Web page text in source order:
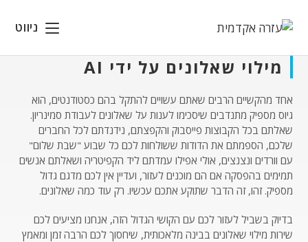
content
ניווט
מילוי שאלונים על ידי AI
אחד מהקשיים הרבים שאתם עשויים להתקל בהם כסטודנטים, הוא
גיוס מספיק מתנדבים שיסכימו לענות על שאלונים לעבודת סמינריון.
שאלתם בכל הקבוצות פייסבוק והקפצתם, נידנדתם לכל החברים
שלכם, הספמתם את הדודות ששולחות לכם כל שבוע "שבת שלום"
עם וורדים ונצנצים, אולי אפילו עמדתם ליד הקפיטריה ושאלתם אנשים
תמימים בהפסקה אם הם מוכנים לעזור, ועדיין אין לכם מדגם גדול
מספיק. זהו, זה הדבר שתוקע אתכם עכשיו. רק עוד כמה שאלונים.
בדיוק בשביל לעזור לכם עם הקושי הגדול הזה, אנחנו מציעים לכם
שירות מילוי שאלונים בבינה מלאכותית, שיחסוך לכם הרבה זמן ומאמץ